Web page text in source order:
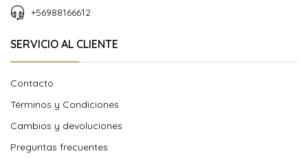
+56988166612
SERVICIO AL CLIENTE
Contacto
Términos y Condiciones
Cambios y devoluciones
Preguntas frecuentes